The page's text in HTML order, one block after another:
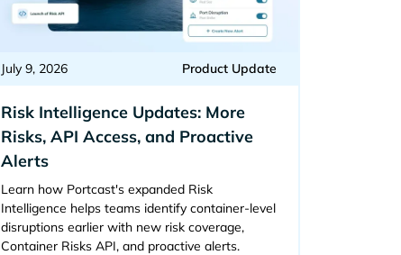
July 9, 2026 Product Update
Risk Intelligence Updates: More
Risks, API Access, and Proactive
Alerts
Learn how Portcast's expanded Risk
Intelligence helps teams identify container-level
disruptions earlier with new risk coverage,
Container Risks API, and proactive alerts.